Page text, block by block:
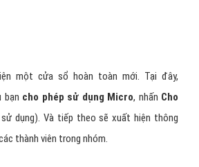
một cửa sổ hoàn toàn mới. Tại đây,
bạn cho phép sử dụng Micro, nhấn Cho
dụng). Và tiếp theo sẽ xuất hiện thông
thành viên trong nhóm.